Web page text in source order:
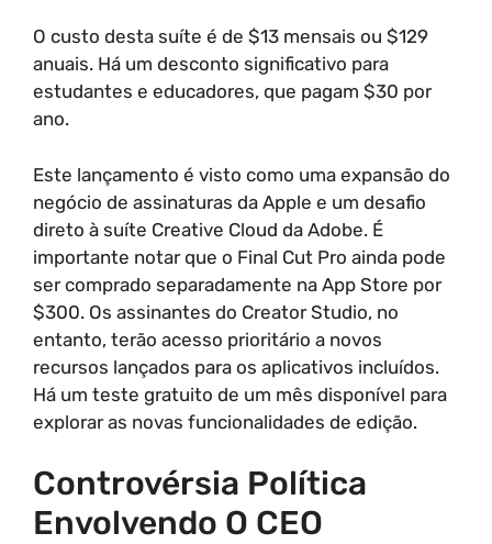
O custo desta suíte é de $13 mensais ou $129
anuais. Há um desconto significativo para
estudantes e educadores, que pagam $30 por
ano.
Este lançamento é visto como uma expansão do
negócio de assinaturas da Apple e um desafio
direto à suíte Creative Cloud da Adobe. É
importante notar que o Final Cut Pro ainda pode
ser comprado separadamente na App Store por
$300. Os assinantes do Creator Studio, no
entanto, terão acesso prioritário a novos
recursos lançados para os aplicativos incluídos.
Há um teste gratuito de um mês disponível para
explorar as novas funcionalidades de edição.
Controvérsia Política
Envolvendo O CEO